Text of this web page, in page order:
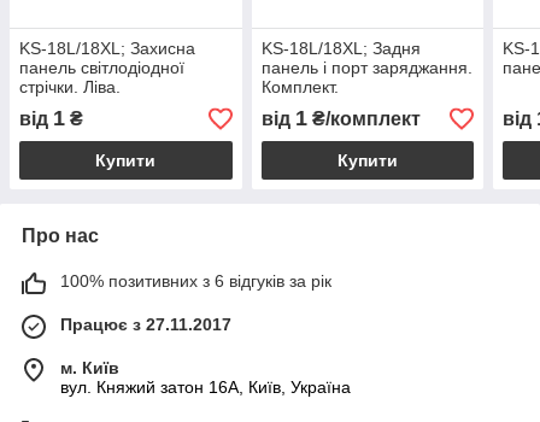
KS-18L/18XL; Захисна
панель світлодіодної
стрічки. Ліва.
від 1 ₴
Купити
KS-18L/18XL; Задня
панель і порт заряджання.
Комплект.
від 1₴/комплект
Купити
KS-
від
Про нас
100% позитивних з 6 відгуків за рік
Працює з 27.11.2017
м. Київ
вул. Княжий затон 16А, Київ, Україна